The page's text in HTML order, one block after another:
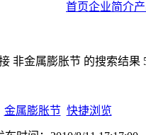
首页企业简介
非金属膨胀节 的搜索结果
金属膨胀节 快捷浏览